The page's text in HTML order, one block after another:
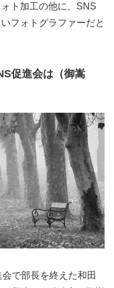
ト加工の他に、SNS
フォトグラファーだと
促進会は（御嵩
で部長を終えた和田